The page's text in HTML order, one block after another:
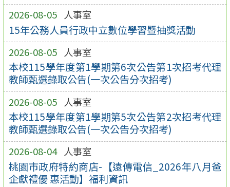
2026-08-05 人事室
15年公務人員行政中立數位學習暨抽獎活動
2026-08-05 人事室
本校115學年度第1學期第6次公告第1次招考代理
教師甄選錄取公告(一次公告分次招考)
2026-08-05 人事室
本校115學年度第1學期第5次公告第2次招考代理
教師甄選錄取公告(一次公告分次招考)
2026-08-04 人事室
桃園市政府特約商店-【遠傳電信_2026年八月爸
企獻禮優 惠活動】福利資訊